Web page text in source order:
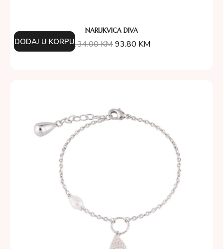
NARUKVICA DIVA
134.00KM93.80 KM
DODAJ U KORPU